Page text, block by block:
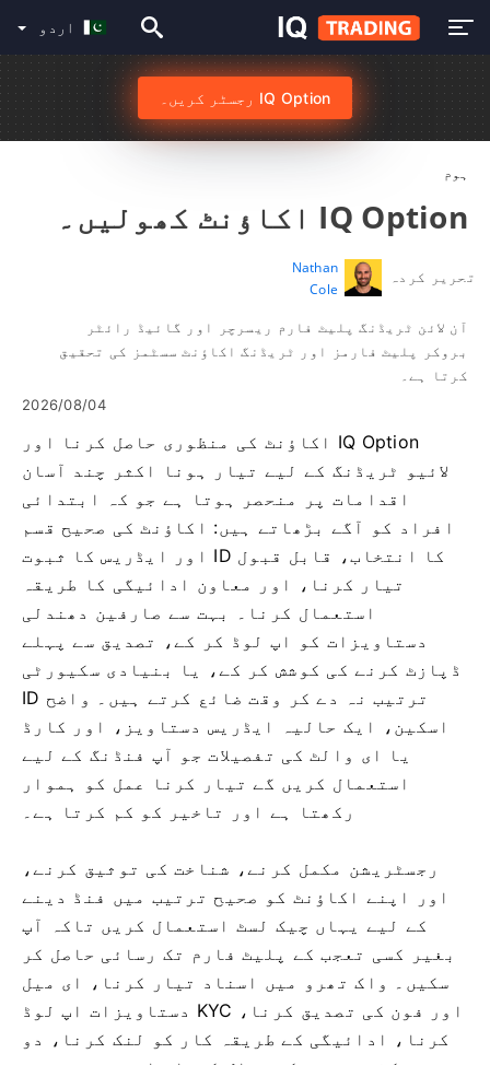
اردو
IQ Option رجسٹر کریں۔
ہوم
IQ Option اکاؤنٹ کھولیں۔
تحریر کردہ
Nathan
Cole
آن لائن ٹریڈنگ پلیٹ فارم ریسرچر اور گائیڈ رائٹر
بروکر پلیٹ فارمز اور ٹریڈنگ اکاؤنٹ سسٹمز کی تحقیق
کرتا ہے۔
2026/08/04
IQ Option اکاؤنٹ کی منظوری حاصل کرنا اور
لائیو ٹریڈنگ کے لیے تیار ہونا اکثر چند آسان
اقدامات پر منحصر ہوتا ہے جو کہ ابتدائی
افراد کو آگے بڑھاتے ہیں: اکاؤنٹ کی صحیح قسم
کا انتخاب، قابل قبول ID اور ایڈریس کا ثبوت
تیار کرنا، اور معاون ادائیگی کا طریقہ
استعمال کرنا۔ بہت سے صارفین دھندلی
دستاویزات کو اپ لوڈ کر کے، تصدیق سے پہلے
ڈپازٹ کرنے کی کوشش کر کے، یا بنیادی سکیورٹی
ترتیب نہ دے کر وقت ضائع کرتے ہیں۔ واضح ID
اسکین، ایک حالیہ ایڈریس دستاویز، اور کارڈ
یا ای والٹ کی تفصیلات جو آپ فنڈنگ ​​کے لیے
استعمال کریں گے تیار کرنا عمل کو ہموار
رکھتا ہے اور تاخیر کو کم کرتا ہے۔
رجسٹریشن مکمل کرنے، شناخت کی توثیق کرنے،
اور اپنے اکاؤنٹ کو صحیح ترتیب میں فنڈ دینے
کے لیے یہاں چیک لسٹ استعمال کریں تاکہ آپ
بغیر کسی تعجب کے پلیٹ فارم تک رسائی حاصل کر
سکیں۔ واک تھرو میں اسناد تیار کرنا، ای میل
اور فون کی تصدیق کرنا، KYC دستاویزات اپ لوڈ
کرنا، ادائیگی کے طریقہ کار کو لنک کرنا، دو